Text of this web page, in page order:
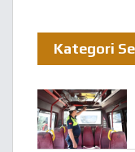
Kategori